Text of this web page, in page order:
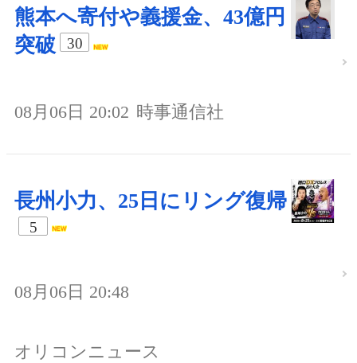
熊本へ寄付や義援金、43億円
突破
30
08月06日 20:02 時事通信社
長州小力、25日にリング復帰
5
08月06日 20:48
オリコンニュース